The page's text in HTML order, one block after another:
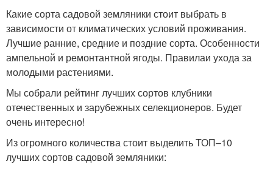
Какие сорта садовой земляники стоит выбрать в
зависимости от климатических условий проживания.
Лучшие ранние, средние и поздние сорта. Особенности
ампельной и ремонтантной ягоды. Правилаи ухода за
молодыми растениями.
Мы собрали рейтинг лучших сортов клубники
отечественных и зарубежных селекционеров. Будет
очень интересно!
Из огромного количества стоит выделить ТОП–10
лучших сортов садовой земляники: